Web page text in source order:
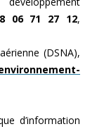
06 71 27 12,
(DSNA),
d’information